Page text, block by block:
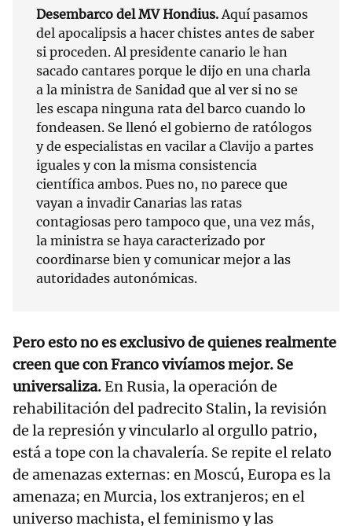
Desembarco del MV Hondius.Aquí pasamos
del apocalipsis a hacer chistes antes de saber
si proceden. Al presidente canario le han
sacado cantares porque le dijo en una charla
a la ministra de Sanidad que al ver si no se
les escapa ninguna rata del barco cuando lo
fondeasen. Se llenó el gobierno de ratólogos
y de especialistas en vacilar a Clavijo a partes
iguales y con la misma consistencia
científica ambos. Pues no, no parece que
vayan a invadir Canarias las ratas
contagiosas pero tampoco que, una vez más,
la ministra se haya caracterizado por
coordinarse bien y comunicar mejor a las
autoridades autonómicas.
Pero esto no es exclusivo de quienes realmente
creen que con Franco vivíamos mejor. Se
universaliza.En Rusia, la operación de
rehabilitación del padrecito Stalin, la revisión
de la represión y vincularlo al orgullo patrio,
está a tope con la chavalería. Se repite el relato
de amenazas externas: en Moscú, Europa es la
amenaza; en Murcia, los extranjeros; en el
universo machista, el feminismo y las